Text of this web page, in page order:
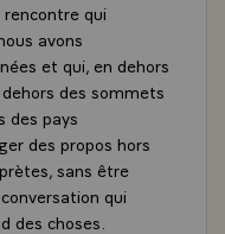
qui
avons
et qui, en dehors
des sommets
des pays
des propos hors
sans être
qui
des choses.